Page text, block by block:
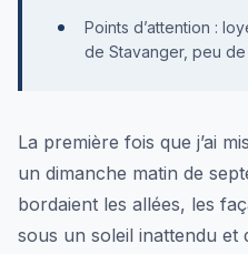
Points d’attention :
de Stavanger, peu
La première fois que j’ai
un dimanche matin de
bordaient les allées, les
sous un soleil inattendu et